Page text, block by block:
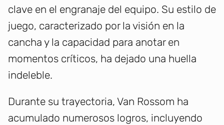
clave en el engranaje del equipo. Su estilo de
juego, caracterizado por la visión en la
cancha y la capacidad para anotar en
momentos críticos, ha dejado una huella
indeleble.
Durante su trayectoria, Van Rossom ha
acumulado numerosos logros, incluyendo